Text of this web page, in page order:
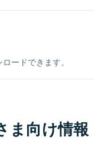
ードできます。
ま向け情報